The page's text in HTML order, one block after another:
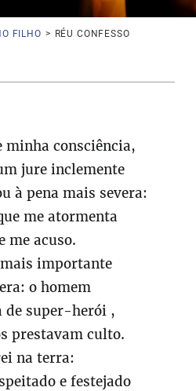
FILHO > RÉU CONFESSO
consciência,
jure inclemente
à pena mais severa:
me atormenta
me acuso.
importante
o homem
de super-herói ,
prestavam culto.
na terra:
e festejado